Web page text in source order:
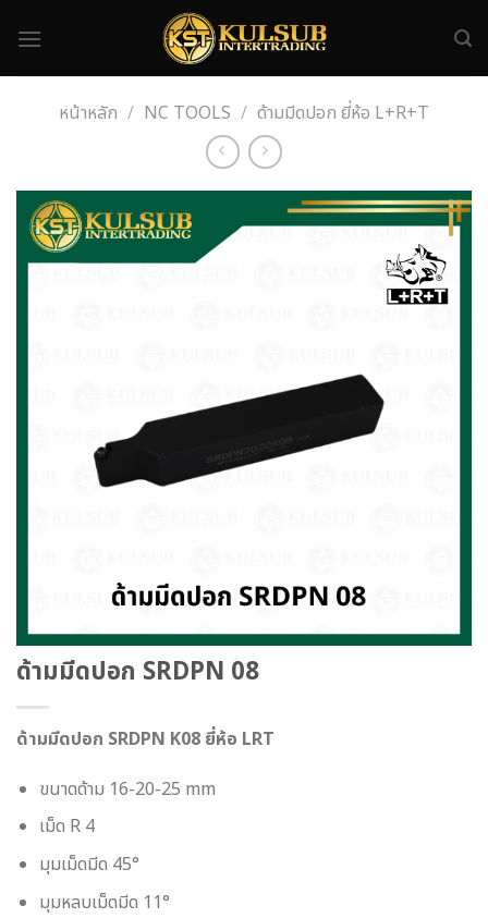
หน้าหลัก / NC TOOLS / ด้ามมีดปอก ยี่ห้อ L+R+T
ด้ามมีดปอก SRDPN 08
ด้ามมีดปอก SRDPN K08 ยี่ห้อ LRT
ขนาดด้าม 16-20-25 mm
เม็ด R 4
มุมเม็ดมีด 45°
มุมหลบเม็ดมีด 11°